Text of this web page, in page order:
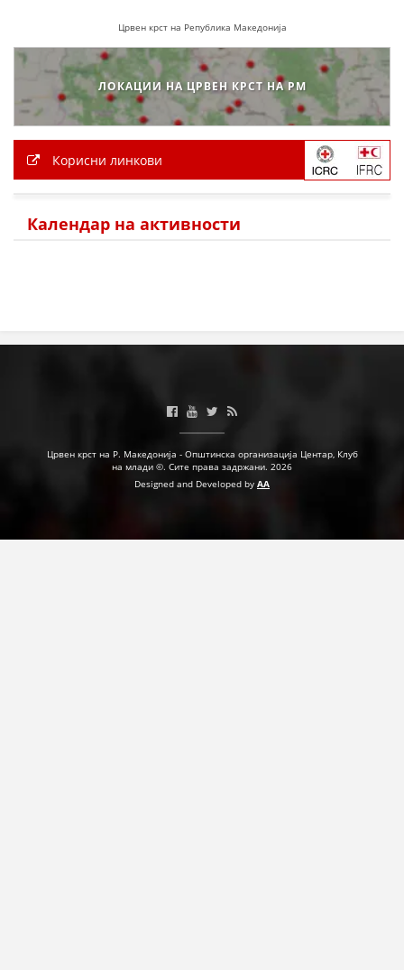
Црвен крст на Република Македонија
ЛОКАЦИИ НА ЦРВЕН КРСТ НА РМ
Корисни линкови
Календар на активности
Црвен крст на Р. Македонија - Општинска организација Центар, Клуб
на млади ©. Сите права задржани. 2026
Designed and Developed by AA